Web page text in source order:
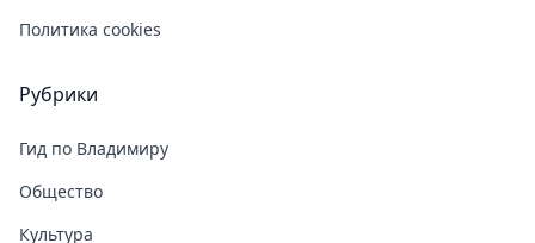
Политика cookies
Рубрики
Гид по Владимиру
Общество
Культура